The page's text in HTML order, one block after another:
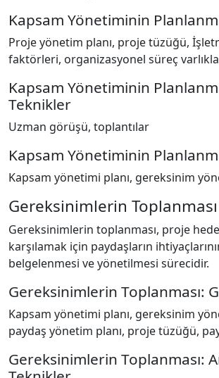
Kapsam Yönetiminin
Proje yönetim planı, proje tüzüğü,
faktörleri, organizasyonel süreç
Kapsam Yönetiminin
Teknikler
Uzman görüşü, toplantılar
Kapsam Yönetiminin
Kapsam yönetimi planı, gereksinim
Gereksinimlerin Toplanması
Gereksinimlerin toplanması, proje
karşılamak için paydaşların
belgelenmesi ve yönetilmesi sürecidir.
Gereksinimlerin Toplanması:
Kapsam yönetimi planı, gereksinim
paydaş yönetim planı, proje tüzüğü,
Gereksinimlerin Toplanması: